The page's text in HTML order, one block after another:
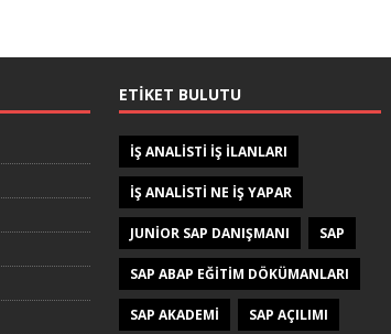
ETIKET BULUTU
IŞ ANALISTI IŞ ILANLARI
IŞ ANALISTI NE IŞ YAPAR
JUNIOR SAP DANIŞMANI SAP
SAP ABAP EĞITIM DÖKÜMANLARI
SAP AKADEMI SAP AÇILIMI